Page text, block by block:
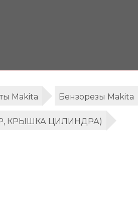
Makita Бензорезы Makita
КРЫШКА ЦИЛИНДРА)